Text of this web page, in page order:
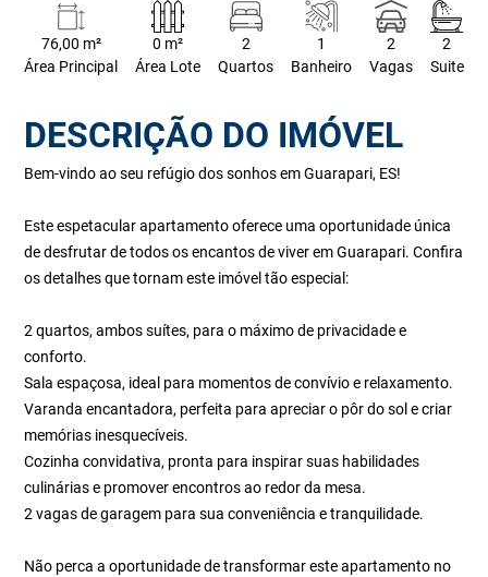
76,00 m²
Área Principal
0 m²
Área Lote
2
Quartos
1
Banheiro
2
Vagas
2
Suite
DESCRIÇÃO DO IMÓVEL
Bem-vindo ao seu refúgio dos sonhos em Guarapari, ES!
Este espetacular apartamento oferece uma oportunidade única
de desfrutar de todos os encantos de viver em Guarapari. Confira
os detalhes que tornam este imóvel tão especial:
2 quartos, ambos suítes, para o máximo de privacidade e
conforto.
Sala espaçosa, ideal para momentos de convívio e relaxamento.
Varanda encantadora, perfeita para apreciar o pôr do sol e criar
memórias inesquecíveis.
Cozinha convidativa, pronta para inspirar suas habilidades
culinárias e promover encontros ao redor da mesa.
2 vagas de garagem para sua conveniência e tranquilidade.
Não perca a oportunidade de transformar este apartamento no